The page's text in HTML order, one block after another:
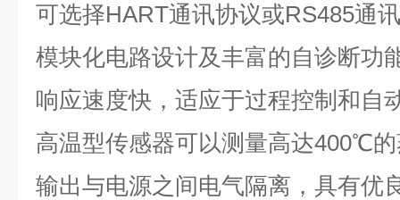
可选择HART通讯协议或RS485通
模块化电路设计及丰富的自诊断功
响应速度快，适应于过程控制和自
高温型传感器可以测量高达400℃
输出与电源之间电气隔离，具有优